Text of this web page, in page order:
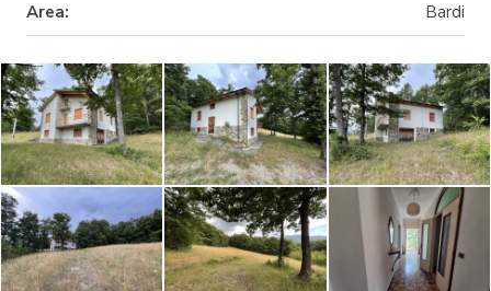
Area: Bardi